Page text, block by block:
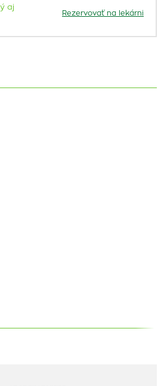
aj
Rezervovať na lekárni